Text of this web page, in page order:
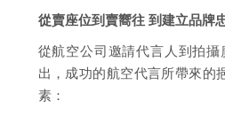
從賣座位到賣嚮往 到建立品牌
從航空公司邀請代言人到拍
出，成功的航空代言所帶來的
素：